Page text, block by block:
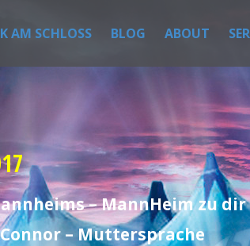
AM SCHLOSS BLOG ABOUT
– MannHeim zu
– Muttersprache